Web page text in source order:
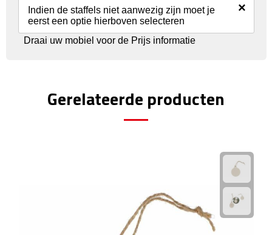
USB autoladers
Zonneschermen
Indien de staffels niet aanwezig zijn moet je
eerst een optie hierboven selecteren
×
Draai uw mobiel voor de Prijs informatie
Gerelateerde producten